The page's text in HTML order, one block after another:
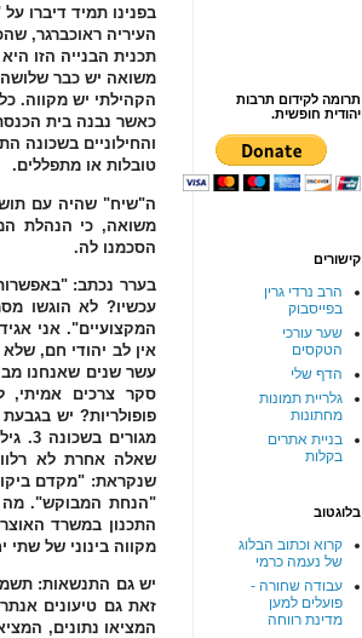
בפנינו תמיד דיברו
העיריה ראוכברגר,
תכנית הבנייה הזו
משואה יש כבר שלושה
הקהילתי יש מקווה.
כאשר נבנה בית
והחילוניים בשכונה
טובלות או מתפללים.
ה"שיח" שהיה עם
משואה, כי הנהלת
הסכמנו לה.
בערר נכתב:
עכשיו? לא הוגשו
המקצועיים". אני
אין לב יהודי חם,
עשר שנים שאנחנו
סקר צרכים אמיתי,
שאלה אחרת לא
שנקראת: "מקדם
"הנחת המבוקש". מה
מקווה בינוני של שתי יחידות
יש גם התנשאות:
זאת גם טיעונים
המציאו נתונים,
תרומה לקידום תרבות
יהודית חופשית.
קישורים
הרב נרדי גרין
בפייסבוק
שער עורכי
הטקסים
הדף שלי
גלריית תמונות
מחתונות
בניית אתרים
בקלות
בלוגטוב
קרוא וכתוב הבלוג
של נעמה כרמי
עבודה שחורה -
פועלים למען
מדינת רווחה